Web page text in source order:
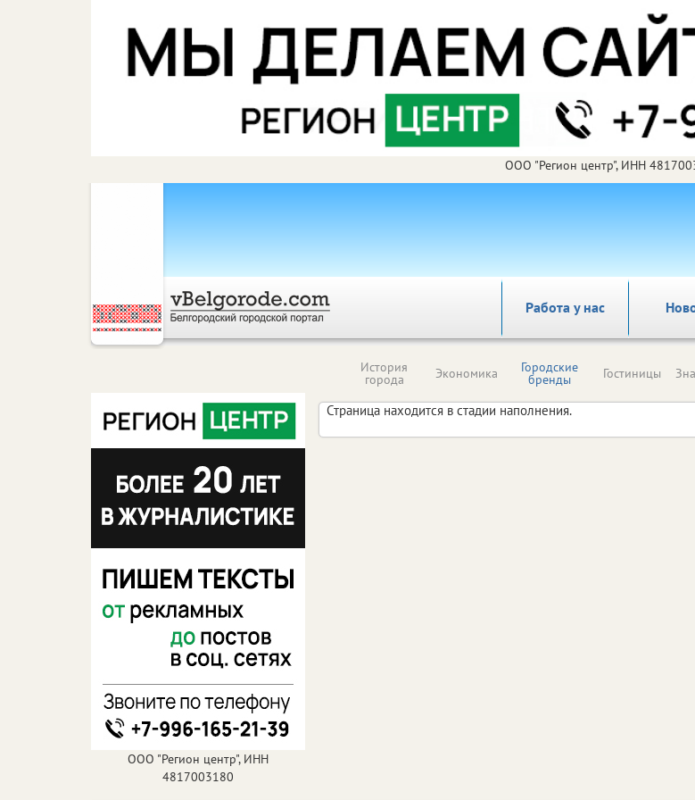
ООО "Регион центр", ИНН
Работа у нас
История
города Экономика Городские
бренды Гостиницы
Страница находится в стадии наполнения.
ООО "Регион центр", ИНН
4817003180